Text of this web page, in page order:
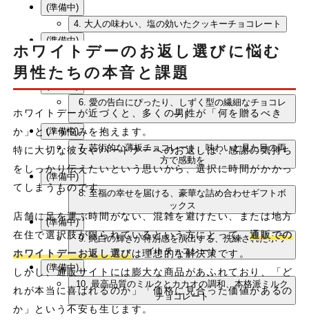
(準備中)
4. 大人の味わい、塩の効いたクッキーチョコレート
(準備中)
5. 彩り豊かな味わいが楽しめる、多彩なクッキーア
ソート
6. 愛の告白にぴったり、しずく型の繊細なチョコレ
ート
(準備中)
7. 芸術的な薄板チョコレート、味わいと見た目の両
方で感動を
(準備中)
8. 至福の幸せを届ける、豪華な詰め合わせギフトボ
ックス
(準備中)
9. 純白の輝きが特別感を演出する、洗練されたホワ
イトチョコレート
(準備中)
10. 最高品質のミルクとカカオの調和、本格派ミルク
チョコレート
ホワイトデーのお返し選びに悩む
男性たちの本音と課題
ホワイトデーが近づくと、多くの男性が「何を贈るべき
か」という悩みを抱えます。
特に大切な彼女やパートナーへのお返しは、感謝の気持ち
をしっかり伝えたいという思いから、選択に時間がかかっ
てしまうものです。
店舗に足を運ぶ時間がない、混雑を避けたい、または地方
在住で選択肢が限られているという方にとって、通販での
ホワイトデーお返し選びは理想的な解決策です。
しかし、通販サイトには膨大な商品があふれており、「ど
れが本当に喜ばれるのか」「価格に見合った価値があるの
か」という不安も生じます。